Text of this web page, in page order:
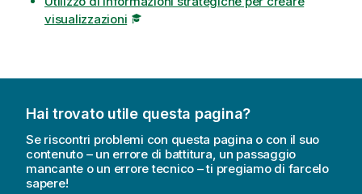
visualizzazioni
Hai trovato utile questa pagina?
Se riscontri problemi con questa pagina o con il suo
contenuto – un errore di battitura, un passaggio
mancante o un errore tecnico – ti pregiamo di farcelo
sapere!